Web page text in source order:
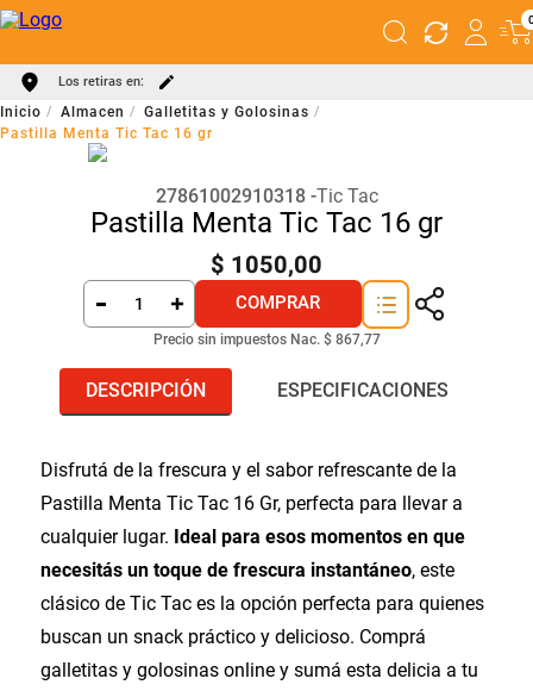
Los retiras en:
Almacen
Galletitas y Golosinas
Pastilla Menta Tic Tac 16 gr
27861002910318 Tic Tac
Pastilla Menta Tic Tac 16 gr
$ 1050,00
COMPRAR
Precio sin impuestos Nac. $ 867,77
DESCRIPCIÓN ESPECIFICACIONES
Disfrutá de la frescura y el sabor refrescante de la
Pastilla Menta Tic Tac 16 Gr, perfecta para llevar a
cualquier lugar. Ideal para esos momentos en que
necesitás un toque de frescura instantáneo, este
clásico de Tic Tac es la opción perfecta para quienes
buscan un snack práctico y delicioso. Comprá
galletitas y golosinas online y sumá esta delicia a tu